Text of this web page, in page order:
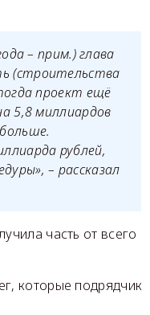
– прим.) глава
(строительства
проект ещё
5,8 миллиардов
рублей,
– рассказал
часть от всего
которые подрядчик